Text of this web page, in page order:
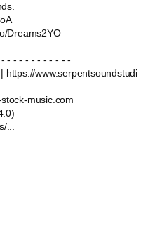
Dreams2YO
- - - - - - - - - - -
https://www.serpentsoundstudi
music.com